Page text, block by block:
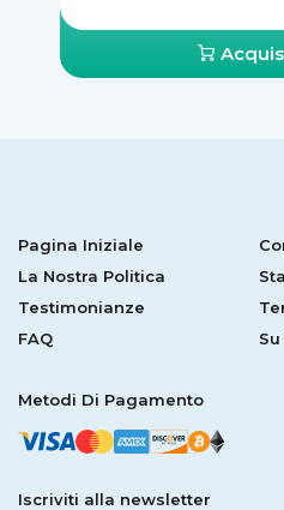
Pagina Iniziale
La Nostra Politica
Testimonianze
FAQ
Metodi Di Pagamento
Iscriviti alla newsletter